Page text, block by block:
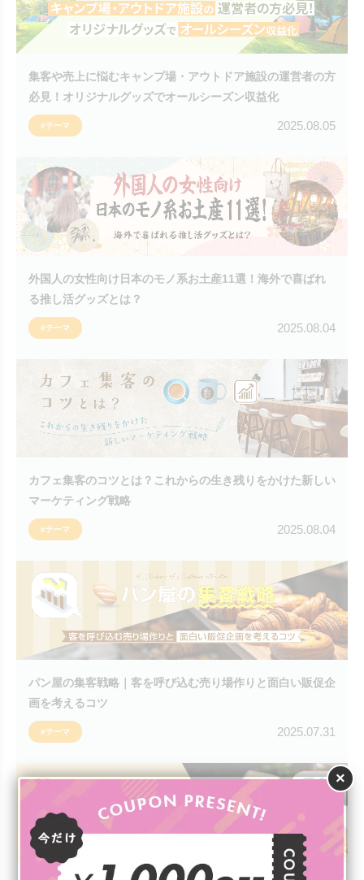
×
集客や売上に悩むキャンプ場・アウトドア施設の運営者の方
必見！オリジナルグッズでオールシーズン収益化
#テーマ 2025.08.05
外国人の女性向け日本のモノ系お土産11選！海外で喜ばれ
る推し活グッズとは？
#テーマ 2025.08.04
カフェ集客のコツとは？これからの生き残りをかけた新しい
マーケティング戦略
#テーマ 2025.08.04
パン屋の集客戦略｜客を呼び込む売り場作りと面白い販促企
画を考えるコツ
#テーマ 2025.07.31